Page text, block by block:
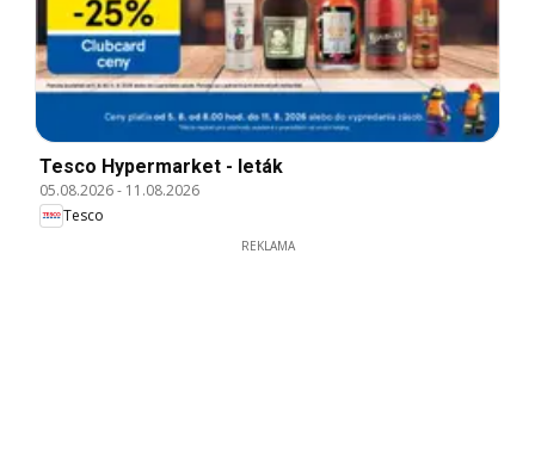
Tesco Hypermarket - leták
05.08.2026- 11.08.2026
Tesco
REKLAMA